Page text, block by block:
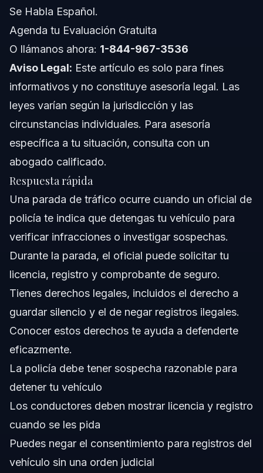
parada de tráfico?
¿Qué debo hacer si recibo una multa durante una
¿Todas las paradas de tráfico son legales?
¿La policía puede registrar mi coche durante una
parada?
¿Cómo puede ayudar un abogado defensor penal
después de una parada de tráfico?
Acerca de Vasquez Law Firm
Confianza y experiencia del abogado
Fuentes y referencias
Se Habla Español.
Agenda tu Evaluación Gratuita
O llámanos ahora: 1-844-967-3536
Aviso Legal: Este artículo es solo para fines
informativos y no constituye asesoría legal. Las
leyes varían según la jurisdicción y las
circunstancias individuales. Para asesoría
específica a tu situación, consulta con un
abogado calificado.
Respuesta rápida
Una parada de tráfico ocurre cuando un oficial de
policía te indica que detengas tu vehículo para
verificar infracciones o investigar sospechas.
Durante la parada, el oficial puede solicitar tu
licencia, registro y comprobante de seguro.
Tienes derechos legales, incluidos el derecho a
guardar silencio y el de negar registros ilegales.
Conocer estos derechos te ayuda a defenderte
eficazmente.
La policía debe tener sospecha razonable para
detener tu vehículo
Los conductores deben mostrar licencia y registro
cuando se les pida
Puedes negar el consentimiento para registros del
vehículo sin una orden judicial